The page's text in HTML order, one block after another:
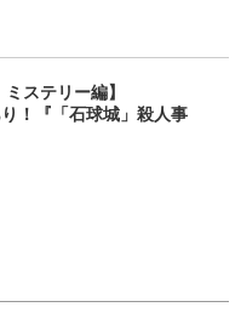
ステリー編】
！『「石球城」殺人事